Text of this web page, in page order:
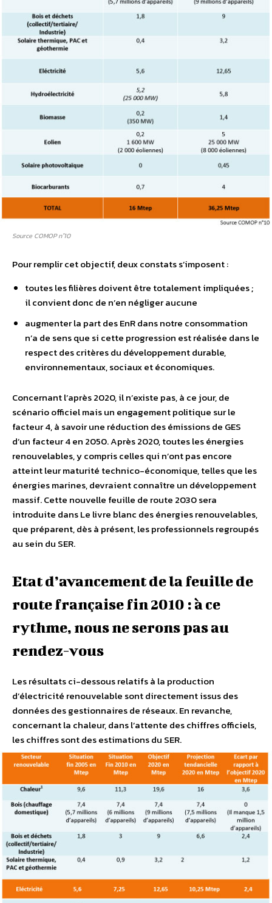
Source COMOP n°10
Pour remplir cet objectif, deux constats s’imposent :
toutes les filières doivent être totalement impliquées ;
il convient donc de n’en négliger aucune
augmenter la part des EnR dans notre consommation
n’a de sens que si cette progression est réalisée dans le
respect des critères du développement durable,
environnementaux, sociaux et économiques.
Concernant l’après 2020, il n’existe pas, à ce jour, de
scénario officiel mais un engagement politique sur le
facteur 4, à savoir une réduction des émissions de GES
d’un facteur 4 en 2050. Après 2020, toutes les énergies
renouvelables, y compris celles qui n’ont pas encore
atteint leur maturité technico-économique, telles que les
énergies marines, devraient connaître un développement
massif. Cette nouvelle feuille de route 2030 sera
introduite dans Le livre blanc des énergies renouvelables,
que préparent, dès à présent, les professionnels regroupés
au sein du SER.
Etat d’avancement de la feuille de
route française fin 2010 : à ce
rythme, nous ne serons pas au
rendez-vous
Les résultats ci-dessous relatifs à la production
d’électricité renouvelable sont directement issus des
données des gestionnaires de réseaux. En revanche,
concernant la chaleur, dans l’attente des chiffres officiels,
les chiffres sont des estimations du SER.